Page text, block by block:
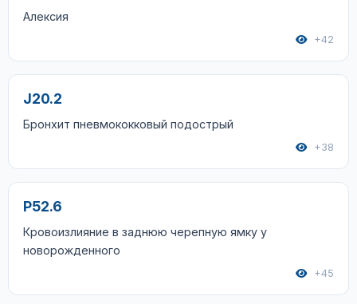
Алексия
+42
J20.2
Бронхит пневмококковый подострый
+38
P52.6
Кровоизлияние в заднюю черепную ямку у
новорожденного
+45